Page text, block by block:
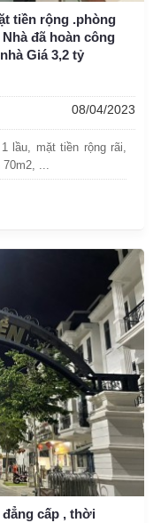
tiền rộng .phòng
đã hoàn công
Giá 3,2 tỷ
08/04/2023
lầu, mặt tiền rộng rãi,
70m2, ...
cấp , thời